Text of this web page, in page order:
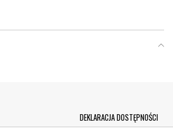
DEKLARACJA DOSTĘPNOŚCI